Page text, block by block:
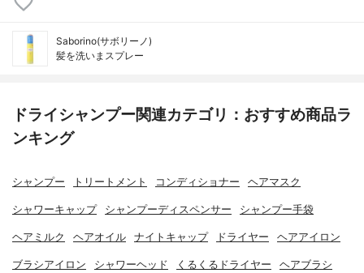
Saborino(サボリーノ)
髪を洗いまスプレー
ドライシャンプー関連カテゴリ：おすすめ商品ラ
ンキング
シャンプー トリートメント コンディショナー ヘアマスク
シャワーキャップ シャンプーディスペンサー シャンプー手袋
ヘアミルク ヘアオイル ナイトキャップ ドライヤー ヘアアイロン
ブラシアイロン シャワーヘッド くるくるドライヤー ヘアブラシ